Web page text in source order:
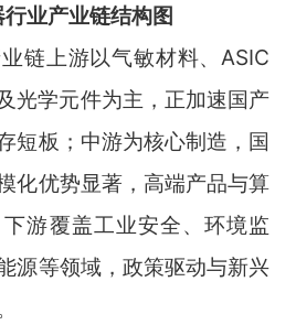
业产业链结构图
链上游以气敏材料、ASIC
光学元件为主，正加速国产
短板；中游为核心制造，国
化优势显著，高端产品与算
游覆盖工业安全、环境监
源等领域，政策驱动与新兴